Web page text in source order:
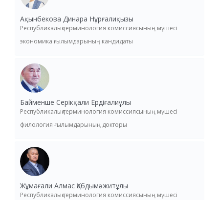
Ақынбекова Динара Нұрғалиқызы
Республикалық терминология комиссиясының мүшесі
экономика ғылымдарының кандидаты
Байменше Серікқали Ердіғалиұлы
Республикалық терминология комиссиясының мүшесі
филология ғылымдарының докторы
Жұмағали Алмас Қабдымәжитұлы
Республикалық терминология комиссиясының мүшесі